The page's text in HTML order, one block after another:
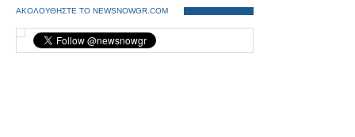
ΑΚΟΛΟΥΘΗΣΤΕ ΤΟ NEWSNOWGR.COM